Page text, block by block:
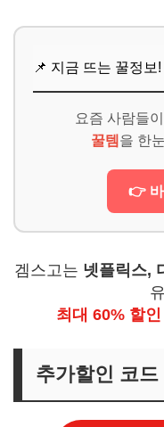
📌 지금 뜨는 꿀정보
요즘 사람들
꿀템 을 한
👉 바
겜스고는 넷플릭스,
최대 60% 할
추가할인 코드